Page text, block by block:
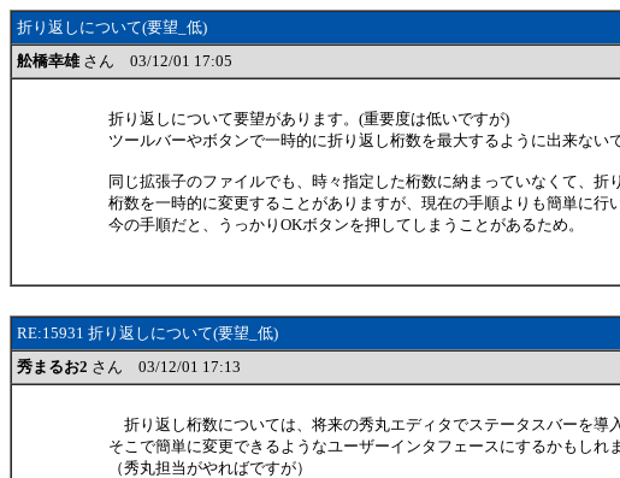
折り返しについて(要望_低)
舩橋幸雄さん 03/12/01 17:05
折り返しについて要望があります。(重要度は低いですが)
ツールバーやボタンで一時的に折り返し桁数を最大するように出来ない
同じ拡張子のファイルでも、時々指定した桁数に納まっていなくて、折
桁数を一時的に変更することがありますが、現在の手順よりも簡単に行
今の手順だと、うっかりOKボタンを押してしまうことがあるため。
RE:15931 折り返しについて(要望_低)
秀まるお2 さん 03/12/01 17:13
折り返し桁数については、将来の秀丸エディタでステータスバーを導
そこで簡単に変更できるようなユーザーインタフェースにするかもしれ
（秀丸担当がやればですが）